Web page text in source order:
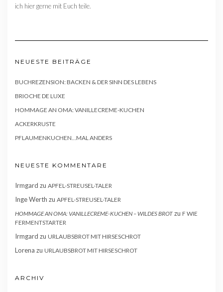
ich hier gerne mit Euch teile.
NEUESTE BEITRÄGE
BUCHREZENSION: BACKEN & DER SINN DES LEBENS
BRIOCHE DE LUXE
HOMMAGE AN OMA: VANILLECREME-KUCHEN
ACKERKRUSTE
PFLAUMENKUCHEN…MAL ANDERS
NEUESTE KOMMENTARE
Irmgard zu APFEL-STREUSEL-TALER
Inge Werth zu APFEL-STREUSEL-TALER
HOMMAGE AN OMA: VANILLECREME-KUCHEN – WILDES BROT zu F WIE
FERMENTSTARTER
Irmgard zu URLAUBSBROT MIT HIRSESCHROT
Lorena zu URLAUBSBROT MIT HIRSESCHROT
ARCHIV